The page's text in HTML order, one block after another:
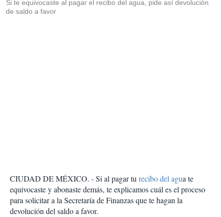
Si te equivocaste al pagar el recibo del agua, pide así devolución
de saldo a favor
CIUDAD DE MÉXICO. - Si al pagar turecibo del agua te
equivocaste y abonaste demás, te explicamos cuál es el proceso
para solicitar a la Secretaría de Finanzas que te hagan la
devolución del saldo a favor.